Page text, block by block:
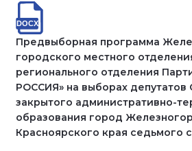
Предвыборная программа
городского местного
регионального отделения
РОССИЯ» на выборах депутатов
закрытого административно-
образования город
Красноярского края седьмого